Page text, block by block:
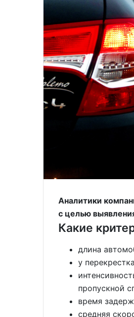
Аналитики
с целью
Какие
длина
у
пропускной
время
средняя